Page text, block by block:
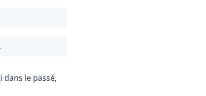
.
dans le passé,